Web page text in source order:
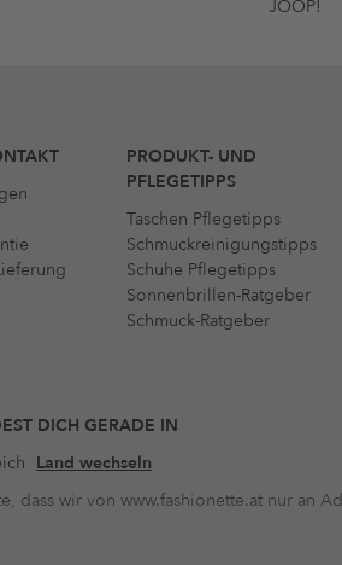
JOOP!
PRODUKT- UND
PFLEGETIPPS
Taschen Pflegetipps
Schmuckreinigungstipps
Schuhe Pflegetipps
Sonnenbrillen-Ratgeber
Schmuck-Ratgeber
DICH GERADE IN
Land wechseln
dass wir von www.fashionette.at nur an